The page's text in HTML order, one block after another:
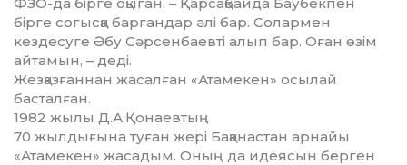
ФЗО-да бірге оқыған. – Қар­сақбайда Баубекпен
бірге соғысқа бар­ғандар әлі бар. Солармен
кездесуге Әбу Сәрсенбаевті алып бар. Оған өзім
айтамын, – деді.
Жезқазғаннан жасалған «Атамекен» осылай
басталған.
1982 жылы Д.А.Қонаевтың
70 жылдығына туған жері Бақанастан арнайы
«Атамекен» жасадым. Оның да идеясын берген